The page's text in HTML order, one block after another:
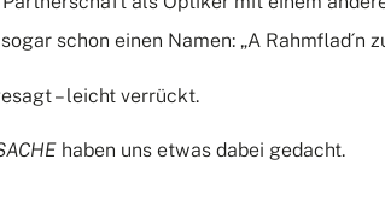
schon einen Namen: „A Rahmflad´n
– leicht verrückt.
haben uns etwas dabei gedacht.